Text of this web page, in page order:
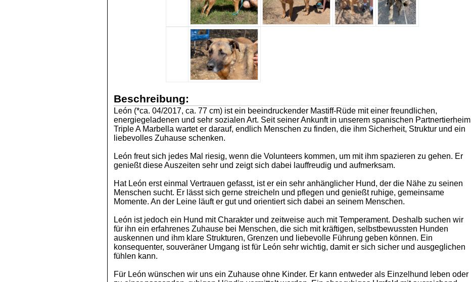
Beschreibung:
León (*ca. 04/2017, ca. 77 cm) ist ein beeindruckender Mastiff-Rüde mit einer freundlichen,
energiegeladenen und sehr sozialen Art. Seit seiner Ankunft in unserem spanischen Partnertierheim
Triple A Marbella wartet er darauf, endlich Menschen zu finden, die ihm Sicherheit, Struktur und ein
liebevolles Zuhause schenken.
León freut sich jedes Mal riesig, wenn die Volunteers kommen, um mit ihm spazieren zu gehen. Er
genießt diese Auszeiten sehr und zeigt sich dabei lauffreudig und aufmerksam.
Hat León erst einmal Vertrauen gefasst, ist er ein sehr anhänglicher Hund, der die Nähe zu seinen
Menschen sucht. Er lässt sich gerne streicheln und pflegen und genießt ruhige, gemeinsame
Momente. An der Leine läuft er gut und orientiert sich dabei an seinem Menschen.
León ist jedoch ein Hund mit Charakter und zeitweise auch mit Temperament. Deshalb suchen wir
für ihn ein erfahrenes Zuhause bei Menschen, die sich mit kräftigen, selbstbewussten Hunden
auskennen und ihm klare Strukturen, Grenzen und liebevolle Führung geben können. Ein
konsequenter, souveräner Umgang ist für León sehr wichtig, damit er sich sicher und ausgeglichen
fühlen kann.
Für León wünschen wir uns ein Zuhause ohne Kinder. Er kann entweder als Einzelhund leben oder